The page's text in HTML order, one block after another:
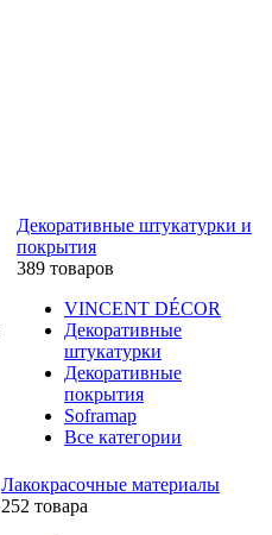
Декоративные штукатурки и
покрытия
389 товаров
VINCENT DÉCOR
Декоративные
штукатурки
Декоративные
покрытия
Soframap
Все категории
Лакокрасочные материалы
252 товара